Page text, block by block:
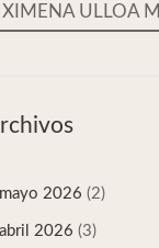
XIMENA ULLOA
mayo 2026 (2)
abril 2026 (3)